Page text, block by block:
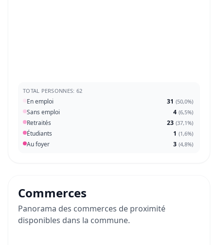
TOTAL PERSONNES: 62
En emploi 31 (50,0%)
Sans emploi 4 (6,5%)
Retraités 23 (37,1%)
Étudiants 1 (1,6%)
Au foyer 3 (4,8%)
Commerces
Panorama des commerces de proximité
disponibles dans la commune.